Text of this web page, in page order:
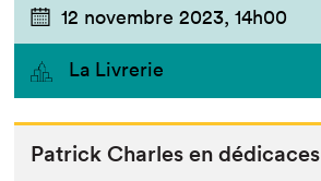
12 novembre 2023, 14h00
La Livrerie
Patrick Charles en dédicaces